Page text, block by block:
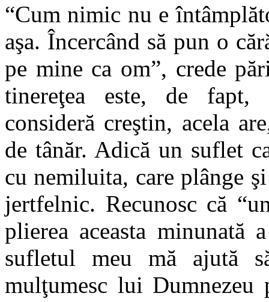
“Cum nimic nu e
aşa. Încercând să pun o
pe mine ca om”, crede
tinereţea este, de fapt,
consideră creştin, acela
de tânăr. Adică un suflet
cu nemiluita, care plânge
jertfelnic. Recunosc că
plierea aceasta
sufletul meu mă ajută
mulţumesc lui